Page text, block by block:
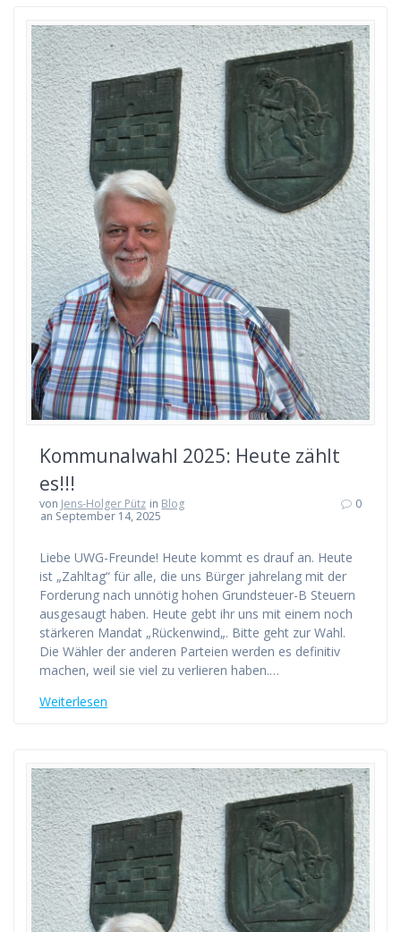
Kommunalwahl 2025: Heute zählt
es!!!
von Jens-Holger Pütz in Blog
an September 14, 2025
0
Liebe UWG-Freunde! Heute kommt es drauf an. Heute
ist „Zahltag“ für alle, die uns Bürger jahrelang mit der
Forderung nach unnötig hohen Grundsteuer-B Steuern
ausgesaugt haben. Heute gebt ihr uns mit einem noch
stärkeren Mandat „Rückenwind„. Bitte geht zur Wahl.
Die Wähler der anderen Parteien werden es definitiv
machen, weil sie viel zu verlieren haben.…
Weiterlesen